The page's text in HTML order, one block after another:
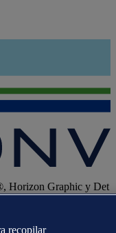
Horizon Graphic y Det
del grupo Det
recopilar